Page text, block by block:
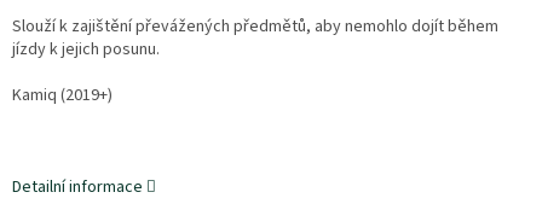
Slouží k zajištění převážených předmětů, aby nemohlo dojít během
jízdy k jejich posunu.
Kamiq (2019+)
Detailní informace